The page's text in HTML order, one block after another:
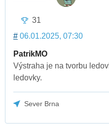
31
# 06.01.2025, 07:30
PatrikMO
Výstraha je na tvorbu
ledovky.
Sever Brna